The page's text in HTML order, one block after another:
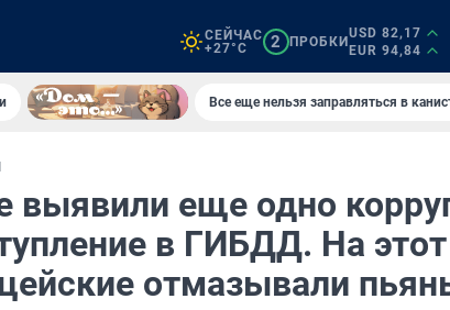
СЕЙЧАС
+27°C
2 ПРОБКИ
USD 82,17
EUR 94,84
Все еще нельзя заправляться в
выявили еще одно
в ГИБДД. На
отмазывали